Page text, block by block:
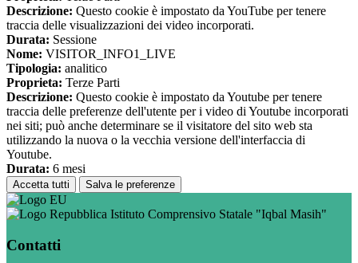
Descrizione: Questo cookie è impostato da YouTube per tenere
traccia delle visualizzazioni dei video incorporati.
Durata: Sessione
Nome: VISITOR_INFO1_LIVE
Tipologia: analitico
Proprieta: Terze Parti
Descrizione: Questo cookie è impostato da Youtube per tenere
traccia delle preferenze dell'utente per i video di Youtube incorporati
nei siti; può anche determinare se il visitatore del sito web sta
utilizzando la nuova o la vecchia versione dell'interfaccia di
Youtube.
Durata: 6 mesi
Accetta tutti Salva le preferenze
Istituto Comprensivo Statale "Iqbal Masih"
Contatti